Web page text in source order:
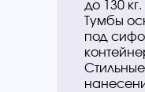
до 130 кг.
Тумбы
под